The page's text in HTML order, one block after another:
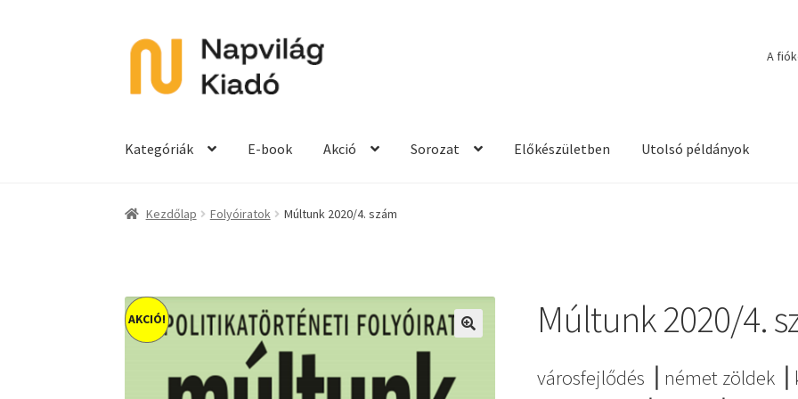
Ugrás
navigációhoz
Kilépés
tartalomba
A
Kategóriák E-book Akció Sorozat Előkészületben Utolsó példányok
Kezdőlap Folyóiratok Múltunk 2020/4. szám
AKCIÓ! Múltunk 2020/4.
városfejlődés ⎥ német zöldek ⎥